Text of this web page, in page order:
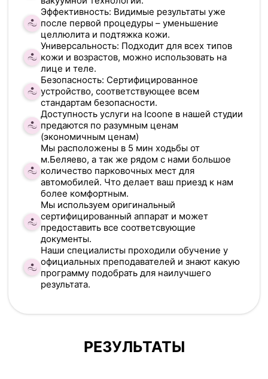
Эффективность: Видимые результаты уже
после первой процедуры – уменьшение
целлюлита и подтяжка кожи.
Универсальность: Подходит для всех типов
кожи и возрастов, можно использовать на
лице и теле.
Безопасность: Сертифицированное
устройство, соответствующее всем
стандартам безопасности.
Доступность услуги на Icoone в нашей студии
предаются по разумным ценам
(экономичным ценам)
Мы расположены в 5 мин ходьбы от
м.Беляево, а так же рядом с нами большое
количество парковочных мест для
автомобилей. Что делает ваш приезд к нам
более комфортным.
Мы используем оригинальный
сертифицированный аппарат и может
предоставить все соответсвующие
документы.
Наши специалисты проходили обучение у
официальных преподавателей и знают какую
программу подобрать для наилучшего
результата.
РЕЗУЛЬТАТЫ